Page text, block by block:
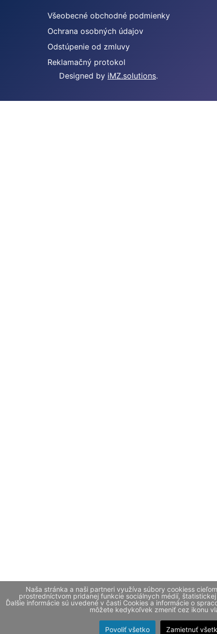
Všeobecné obchodné podmienky
Ochrana osobných údajov
Odstúpenie od zmluvy
Reklamačný protokol
Designed by iMZ.solutions.
Naša stránka a naši partneri využíva súbory cookiess
prostredníctvom pridanej funkcie sociálnych médií,
Ďalšie informácie sú uvedené v časti Cookies a informácie o
môžete kedykoľvek zmeniť cez ikonu
Povoliť všetko Zamietnuť